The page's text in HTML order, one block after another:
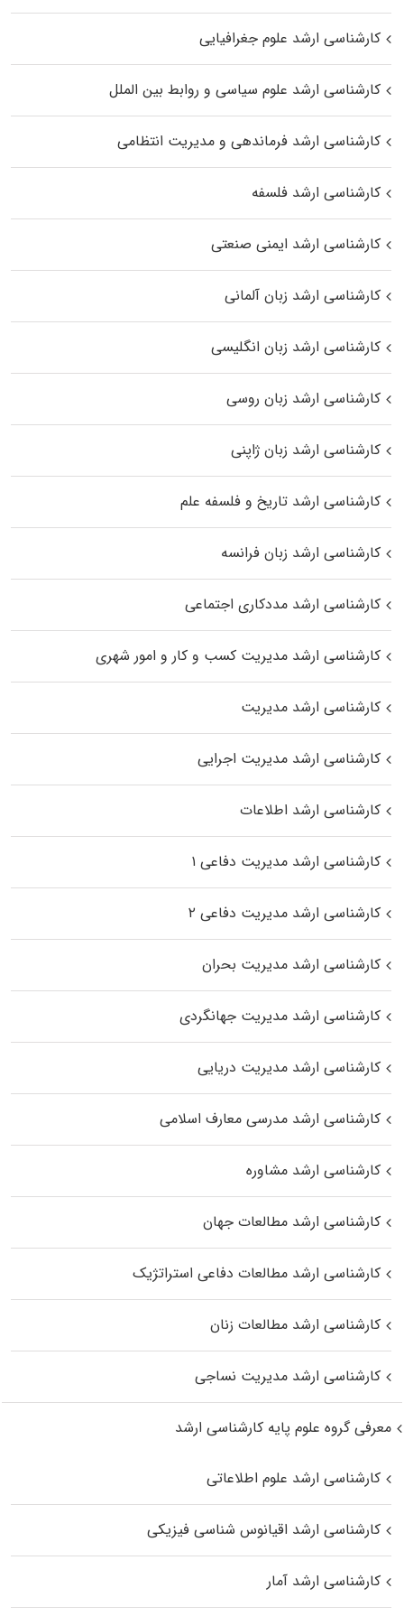
کارشناسی ارشد علوم جغرافیایی
کارشناسی ارشد علوم سیاسی و روابط بین الملل
کارشناسی ارشد فرماندهی و مدیریت انتظامی
کارشناسی ارشد فلسفه
کارشناسی ارشد ایمنی صنعتی
کارشناسی ارشد زبان آلمانی
کارشناسی ارشد زبان انگلیسی
کارشناسی ارشد زبان روسی
کارشناسی ارشد زبان ژاپنی
کارشناسی ارشد تاریخ و فلسفه علم
کارشناسی ارشد زبان فرانسه
کارشناسی ارشد مددکاری اجتماعی
کارشناسی ارشد مدیریت کسب و کار و امور شهری
کارشناسی ارشد مدیریت
کارشناسی ارشد مدیریت اجرایی
کارشناسی ارشد اطلاعات
کارشناسی ارشد مدیریت دفاعی ۱
کارشناسی ارشد مدیریت دفاعی ۲
کارشناسی ارشد مدیریت بحران
کارشناسی ارشد مدیریت جهانگردی
کارشناسی ارشد مدیریت دریایی
کارشناسی ارشد مدرسی معارف اسلامی
کارشناسی ارشد مشاوره
کارشناسی ارشد مطالعات جهان
کارشناسی ارشد مطالعات دفاعی استراتژیک
کارشناسی ارشد مطالعات زنان
کارشناسی ارشد مدیریت نساجی
معرفی گروه علوم پایه کارشناسی ارشد
کارشناسی ارشد علوم اطلاعاتی
کارشناسی ارشد اقیانوس‌ شناسی فیزیکی
کارشناسی ارشد آمار